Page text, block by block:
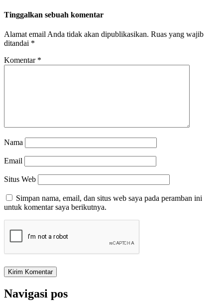
Tinggalkan sebuah komentar
Alamat email Anda tidak akan dipublikasikan. Ruas yang wajib
ditandai *
Komentar *
Nama
Email
Situs Web
Simpan nama, email, dan situs web saya pada peramban ini
untuk komentar saya berikutnya.
Navigasi pos